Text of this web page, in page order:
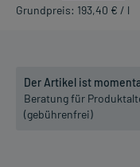
Grundpreis: 193,40 € / l
Der Artikel ist
Beratung für
(gebührenfrei)